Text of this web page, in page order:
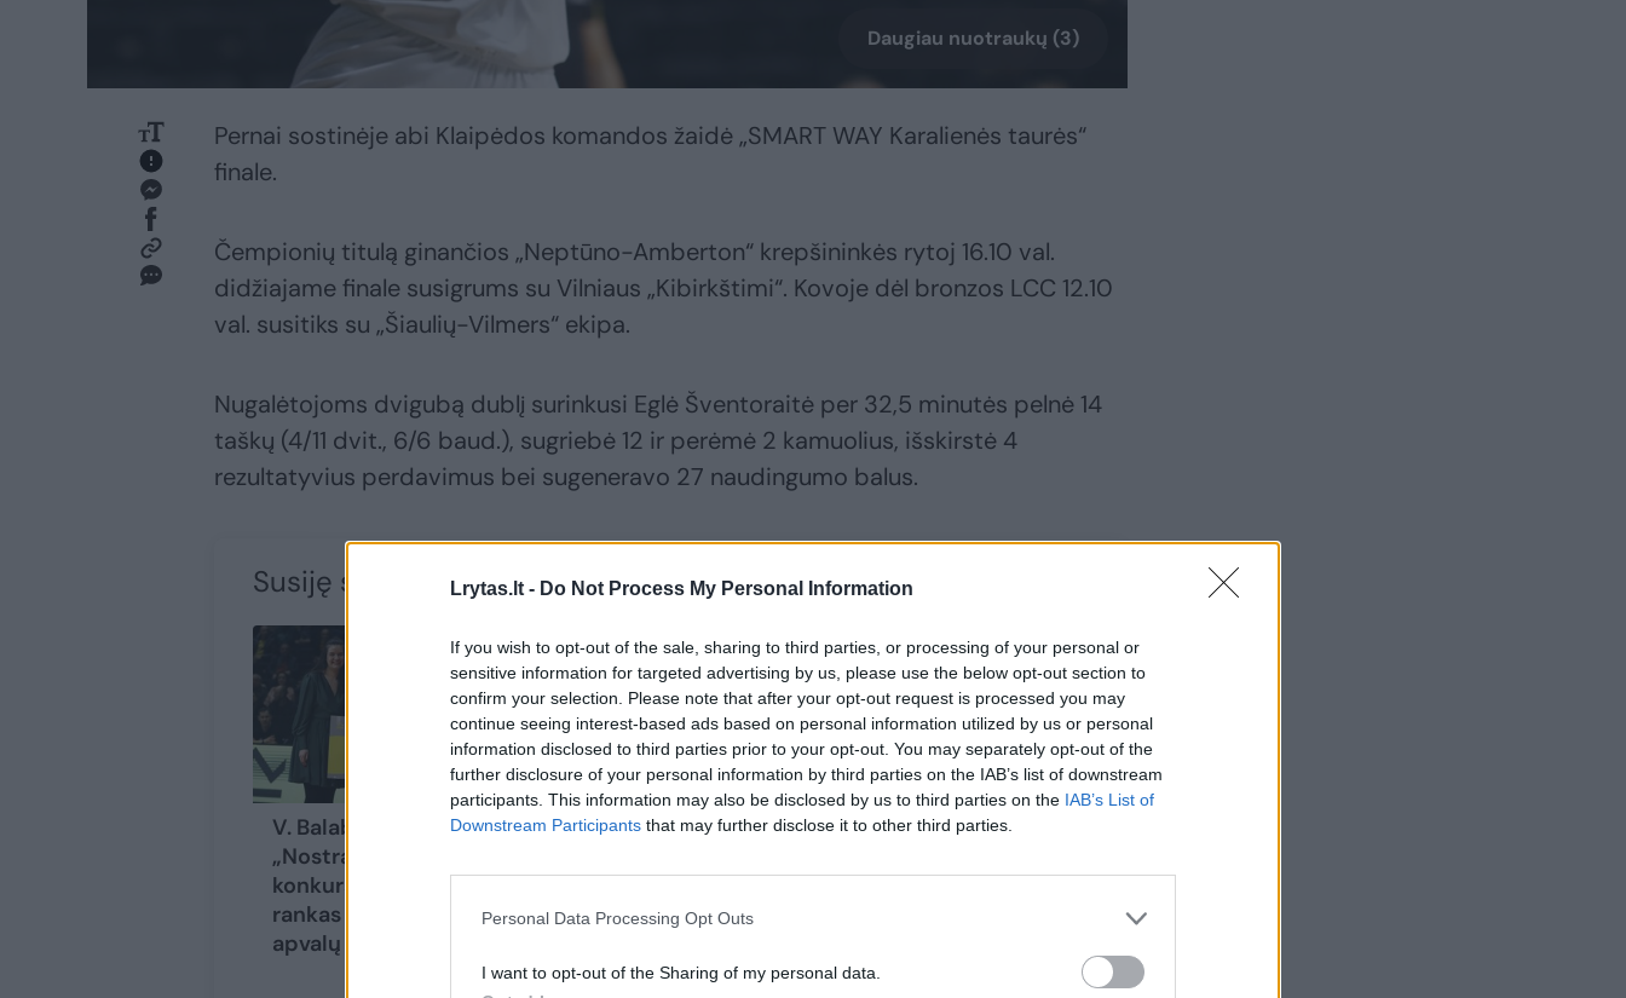
Lrytas.lt - Do Not Process My Personal Information
If you wish to opt-out of the sale, sharing to third parties, or processing of your personal or
sensitive information for targeted advertising by us, please use the below opt-out section to
confirm your selection. Please note that after your opt-out request is processed you may
continue seeing interest-based ads based on personal information utilized by us or personal
information disclosed to third parties prior to your opt-out. You may separately opt-out of the
further disclosure of your personal information by third parties on the IAB’s list of downstream
participants. This information may also be disclosed by us to third parties on the IAB’s List of
Downstream Participants that may further disclose it to other third parties.
Personal Data Processing Opt Outs
I want to opt-out of the Sharing of my personal data.
Daugiau nuotraukų (3)
Pernai sostinėje abi Klaipėdos komandos žaidė „SMART WAY Karalienės taurės“
finale.
Čempionių titulą ginančios „Neptūno-Amberton“ krepšininkės rytoj 16.10 val.
didžiajame finale susigrums su Vilniaus „Kibirkštimi“. Kovoje dėl bronzos LCC 12.10
val. susitiks su „Šiaulių-Vilmers“ ekipa.
Nugalėtojoms dvigubą dublį surinkusi Eglė Šventoraitė per 32,5 minutės pelnė 14
taškų (4/11 dvit., 6/6 baud.), sugriebė 12 ir perėmė 2 kamuolius, išskirstė 4
rezultatyvius perdavimus bei sugeneravo 27 naudingumo balus.
Susiję straipsniai
V. Balaban apgynė
„Nostra“ snaiperės
konkurso titulą: į
rankas pasiėmė
apvalų piniginį prizą
„Kibirkštis“ po
grįžo į SMART WAY
Karalienės taurės“
Aiškios visos
konkurso dalyvės: